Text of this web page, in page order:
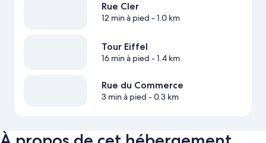
Rue Cler
12 min à pied - 1.0 km
Tour Eiffel
16 min à pied - 1.4 km
Rue du Commerce
3 min à pied - 0.3 km